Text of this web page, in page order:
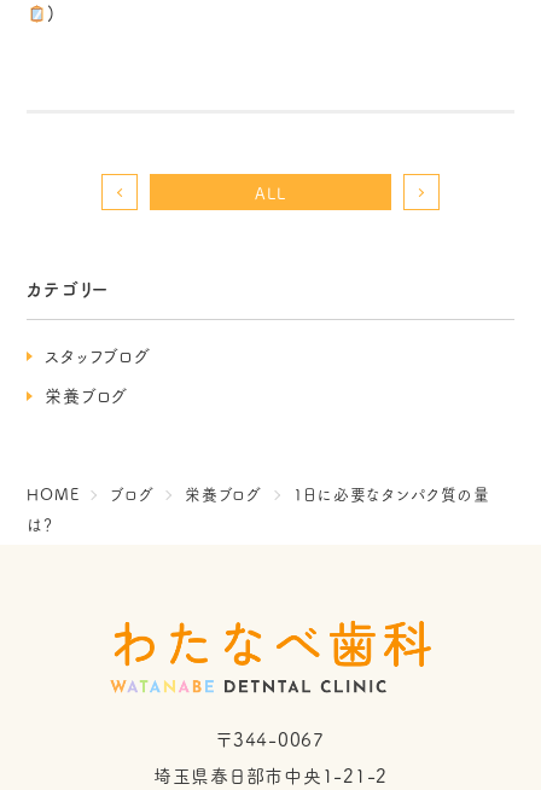
カテゴリー
スタッフブログ
栄養ブログ
)
ALL
HOME ブログ 栄養ブログ
1日に必要なタンパク質の量
は？
〒344-0067
埼玉県春日部市中央1-21-2